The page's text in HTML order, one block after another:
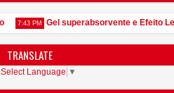
7:43 PM Gel superabsorvente e Efeito
TRANSLATE
Select Language ▼